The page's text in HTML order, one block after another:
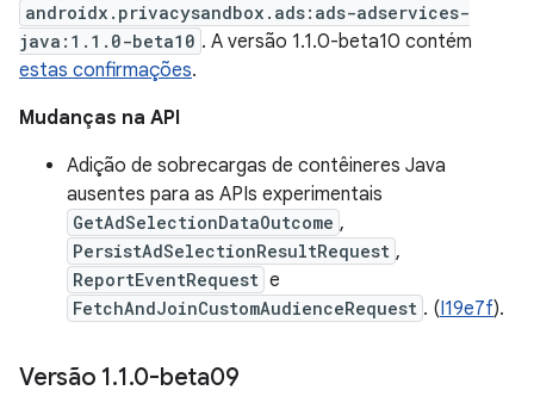
androidx.privacysandbox.ads:ads-adservices-
java:1.1.0-beta10 . A versão 1.1.0-beta10 contém
estas confirmações.
Mudanças na API
Adição de sobrecargas de contêineres Java
ausentes para as APIs experimentais
GetAdSelectionDataOutcome ,
PersistAdSelectionResultRequest ,
ReportEventRequest e
FetchAndJoinCustomAudienceRequest . (I19e7f).
Versão 1.1.0-beta09